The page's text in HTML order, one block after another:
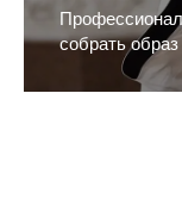
собрать